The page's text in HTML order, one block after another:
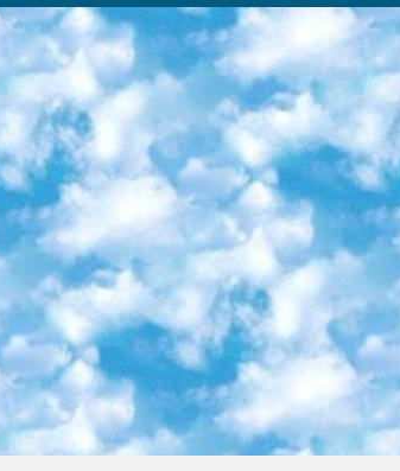
технологии и другие. К некоторым лекциям администрация ресурса прилагает готовые конспекты, которые можно скачивать в PDF-формате. 4. ITMOcourses Онлайн-площадка Санкт-Петербургского национального исследовательского университета информационных технологий, механики и оптики (ИТМО). Ресурс предоставляет свободный доступ к курсам, разработанным в этом вузе. Каталог материалов разбит на четыре категории: «Оптические системы и технологии», «Приборостроение и робототехника», «Информационные технологии» и «Биотехнологии». Курсы состоят из видеолекций, интерактивных демонстраций и заданий. 5. «КиберЛенинка» Электронная научная библиотека открытого доступа. Каталог площадки регулярно обрастает текстами статей из различных научных изданий. Сгруппированные по журналам и рубрикам публикации можно читать онлайн или скачивать целиком в PDF-формате. Проект нацелен на популяризацию науки за счёт открытого доступа к качественной информации. 6. «ПостНаука» На этом ресурсе публикуют подборки видеолекций, составленные экспертами из разных отраслей и объединённые общими темами. Среди них, к примеру, есть серии «Биоинформатика и геномика», «Культура средневековой Скандинавии» и Cinema Studies о теории кино. Каждая подборка лекций — логически связанная история, рассказанная экспертом от первого лица. Кроме того, на сайте появляются научно-образовательные статьи и тесты на разные темы. 7. «Newочём» Команда проекта «Newочём» отбирает самые интересные тексты из англоязычных СМИ и переводит те из них, за которые голосуют участники сообщества «ВКонтакте». По большей части это научно-популярные статьи. Редакторы придумывают лишь заголовки, в остальном содержание переводов соответствует оригиналам. Полные тексты можно читать прямо в социальной сети. 8. InternetUrok Онлайн-база материалов по основным дисциплинам школьной программы. Информация на сайте структурирована по классам, предметам и темам (урокам). Каждый урок состоит из видеолекций и конспектов. Есть также интерактивные тренажёры и тесты для закрепления пройденного материала. Даже если вы давно окончили школу, возможность повторить программу старших классов всегда может пригодиться. 9. Edutainme Ещё один ресурс об образовании. В отличие от Newtonew, как мне кажется, Edutainme больше ориентируется на представителей индустрии: педагогов, предпринимателей, разработчиков образовательных проектов. Но и любой, кто просто стремится к саморазвитию, найдёт на сайте много полезного и интересного для себя. Например, информацию о новых курсах и образовательных сервисах. 10. Newtonew Онлайн-медиа об образовании и обучении в широком смысле. Авторы Newtonew пишут об инструментах, заведениях, тактиках и стратегиях, которые помогают учить других и получать новые знания самостоятельно. На этой площадке вы найдёте новости, обзоры, аналитические мат